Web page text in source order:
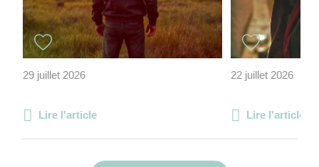
29 juillet 2026
Lire l'article
22 juillet 2026
Lire l'article